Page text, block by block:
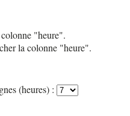
"heure".
la colonne "heure".
(heures) :